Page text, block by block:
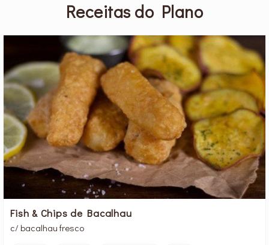
Receitas do Plano
Fish & Chips de Bacalhau
c/ bacalhau fresco